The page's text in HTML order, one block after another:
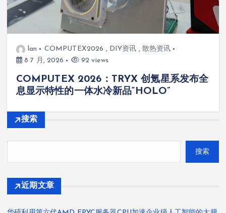
lan COMPUTEX2026 , DIY资讯 ,散热资讯
8 7 月, 2026
92 views
COMPUTEX 2026：TRYX 创氪星系发布全
息显示特性的一体水冷新品“HOLO”
搜索
搜索
近期文章